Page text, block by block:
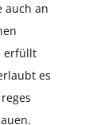
auch an
erfüllt
es